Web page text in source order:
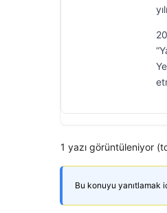
1 yazı görüntüleniyor
Bu konuyu yanıtlamak